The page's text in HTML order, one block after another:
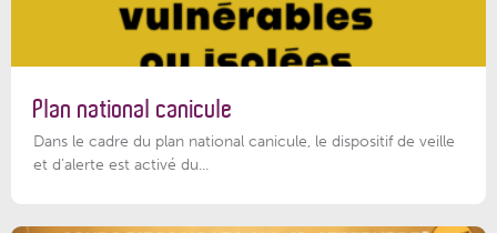
Plan national canicule
Dans le cadre du plan national canicule, le dispositif de veille
et d’alerte est activé du...